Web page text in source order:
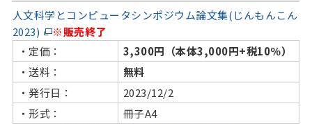
人文科学とコンピュータシンポジウム論文集(じんもんこん
2023)
※販売終了
・定価：
3,300円（本体3,000円+税10％）
・送料：
無料
・発行日：
2023/12/2
・形式：
冊子A4